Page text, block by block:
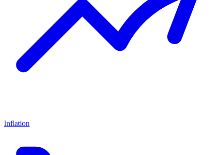
Inflation